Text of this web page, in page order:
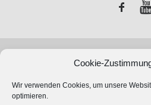
Cookie-
Wir verwenden Cookies, um unsere
optimieren.
PROverbis